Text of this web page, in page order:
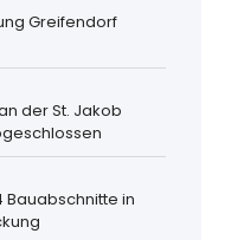
Greifendorf
der St. Jakob
Bauabschnitte in